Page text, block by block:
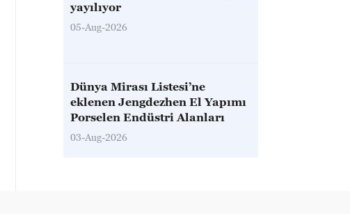
yayılıyor
05-Aug-2026
Dünya Mirası Listesi’ne
eklenen Jengdezhen El Yapımı
Porselen Endüstri Alanları
03-Aug-2026